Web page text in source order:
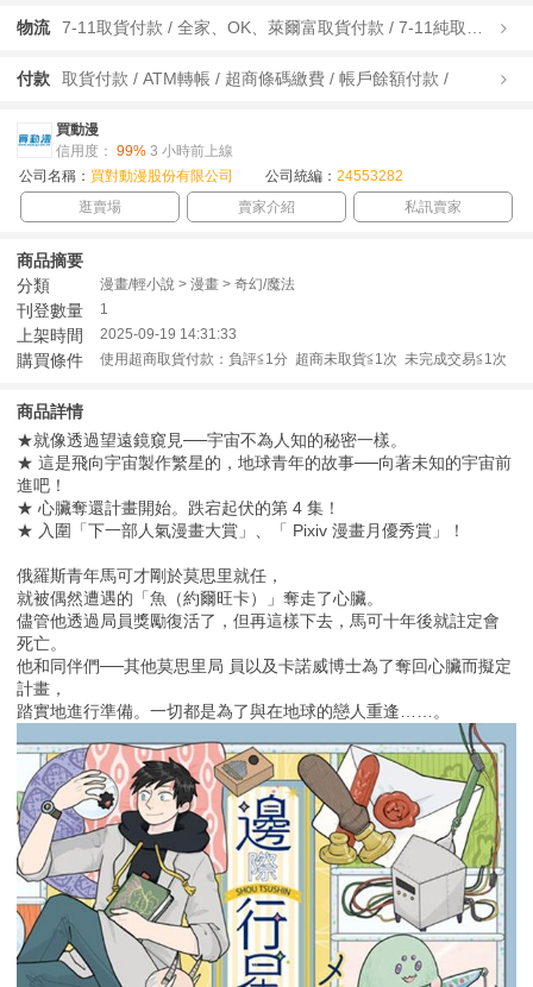
物流
付款 取貨付款 / ATM轉帳 / 超商條碼繳費 / 帳戶餘額付款 /
買動漫
信用度： 99% 3 小時前上線
公司名稱： 買對動漫股份有限公司 公司統編： 24553282
逛賣場
賣家介紹 私訊賣家
商品摘要
分類
漫畫/輕小說 > 漫畫 > 奇幻/魔法
刊登數量 1
上架時間 2025-09-19 14:31:33
購買條件 使用超商取貨付款：負評≦1分 超商未取貨≦1次 未完成交易≦1次
商品詳情
★就像透過望遠鏡窺見──宇宙不為人知的秘密一樣。
★ 這是飛向宇宙製作繁星的，地球青年的故事──向著未知的宇宙前
進吧！
★ 心臟奪還計畫開始。跌宕起伏的第 4 集！
★ 入圍「下一部人氣漫畫大賞」、「 Pixiv 漫畫月優秀賞」！
俄羅斯青年馬可才剛於莫思里就任，
就被偶然遭遇的「魚（約爾旺卡）」奪走了心臟。
儘管他透過局員獎勵復活了，但再這樣下去，馬可十年後就註定會
死亡。
他和同伴們──其他莫思里局 員以及卡諾威博士為了奪回心臟而擬定
計畫，
踏實地進行準備。一切都是為了與在地球的戀人重逢……。